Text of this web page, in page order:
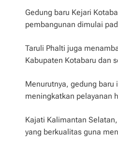
Gedung baru Kejari
pembangunan dimulai
Taruli Phalti juga
Kabupaten Kotabaru dan
Menurutnya, gedung
meningkatkan pelayanan
Kajati Kalimantan
yang berkualitas guna